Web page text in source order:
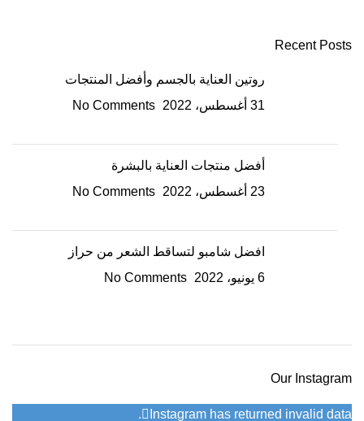
Recent Posts
روتين العناية بالجسم وأفضل المنتجات
31 أغسطس، 2022
No Comments
أفضل منتجات العناية بالبشرة
23 أغسطس، 2022
No Comments
افضل شامبو لتساقط الشعر من حراز
6 يونيو، 2022
No Comments
Our Instagram
Instagram has returned invalid data.